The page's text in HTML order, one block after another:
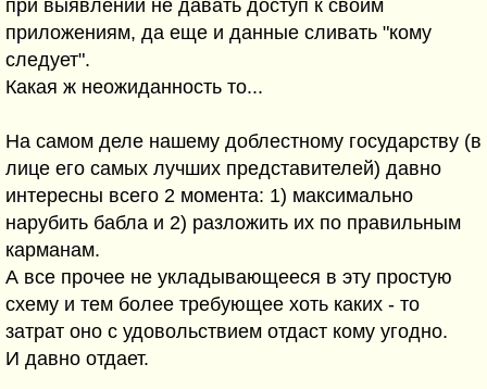
при выявлении не давать доступ к своим
приложениям, да еще и данные сливать "кому
следует".
Какая ж неожиданность то...
На самом деле нашему доблестному государству (в
лице его самых лучших представителей) давно
интересны всего 2 момента: 1) максимально
нарубить бабла и 2) разложить их по правильным
карманам.
А все прочее не укладывающееся в эту простую
схему и тем более требующее хоть каких - то
затрат оно с удовольствием отдаст кому угодно.
И давно отдает.